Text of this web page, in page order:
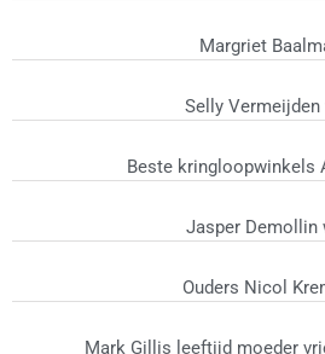
Margriet
Selly
Beste kringloopwinkels
Jasper Demollin
Ouders Nicol
Mark Gillis leeftijd moeder